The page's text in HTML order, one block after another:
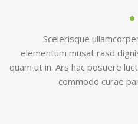
Scelerisque
elementum musat rasd
quam ut in. Ars hac posuere
commodo curae